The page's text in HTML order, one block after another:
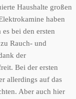
Haushalte großen
haben
bei den ersten
Rauch- und
der
Bei der ersten
allerdings auf das
Aber auch hier